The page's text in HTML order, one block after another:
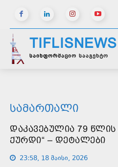
TIFLISNEWS
საინფორმაციო სააგენტო
ᲡᲐᲛᲐᲠᲗᲐᲚᲘ
ᲓᲐᲙᲐᲕᲔᲑᲣᲚᲘᲐ 79 ᲬᲚᲘᲡ
ᲥᲣᲠᲓᲘ“ – ᲓᲔᲢᲐᲚᲔᲑᲘ
23:58, 18 მაისი, 2026